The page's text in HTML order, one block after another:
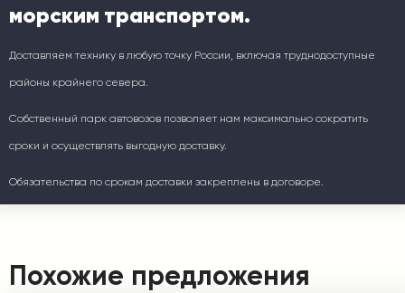
морским транспортом.
Доставляем технику в любую точку России, включая труднодоступные
районы крайнего севера.
Собственный парк автовозов позволяет нам максимально сократить
сроки и осуществлять выгодную доставку.
Обязательства по срокам доставки закреплены в договоре.
Похожие предложения